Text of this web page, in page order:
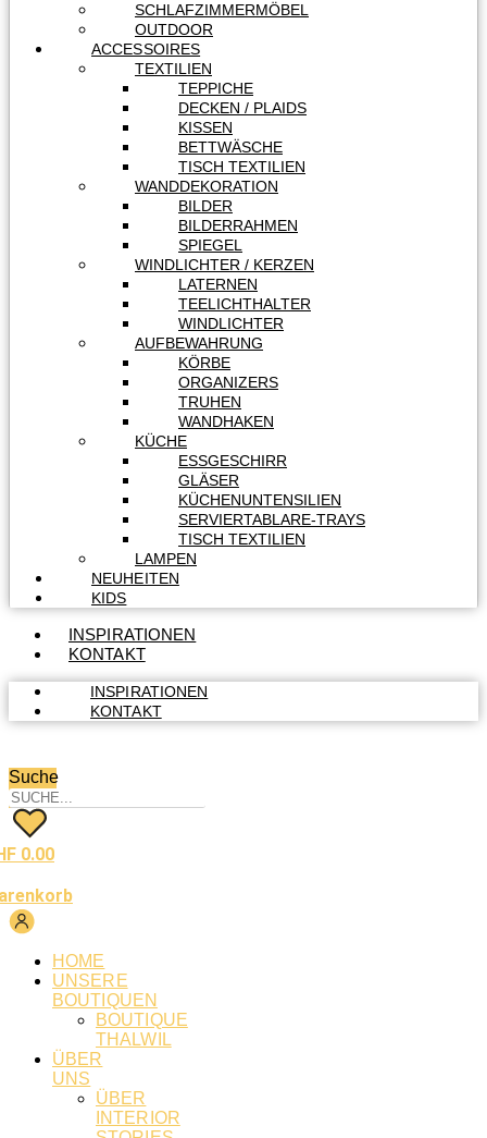
SCHLAFZIMMERMÖBEL
OUTDOOR
ACCESSOIRES
TEXTILIEN
TEPPICHE
DECKEN / PLAIDS
KISSEN
BETTWÄSCHE
TISCH TEXTILIEN
WANDDEKORATION
BILDER
BILDERRAHMEN
SPIEGEL
WINDLICHTER / KERZEN
LATERNEN
TEELICHTHALTER
WINDLICHTER
AUFBEWAHRUNG
KÖRBE
ORGANIZERS
TRUHEN
WANDHAKEN
KÜCHE
ESSGESCHIRR
GLÄSER
KÜCHENUNTENSILIEN
SERVIERTABLARE-TRAYS
TISCH TEXTILIEN
LAMPEN
NEUHEITEN
KIDS
INSPIRATIONEN
KONTAKT
INSPIRATIONEN
KONTAKT
Suche
0.00
HOME
UNSERE
BOUTIQUEN
BOUTIQUE
THALWIL
ÜBER
UNS
ÜBER
INTERIOR